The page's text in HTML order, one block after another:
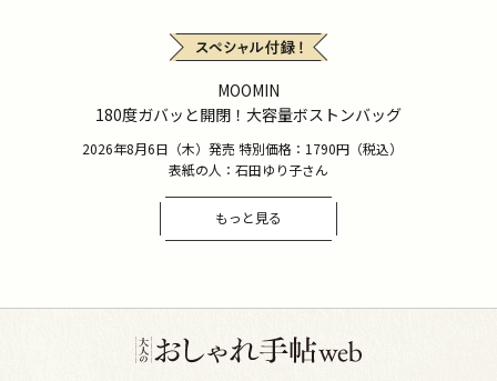
MOOMIN
180度ガバッと開閉！大容量ボストンバッグ
2026年8月6日（木）発売 特別価格：1790円（税込）
表紙の人：石田ゆり子さん
もっと見る